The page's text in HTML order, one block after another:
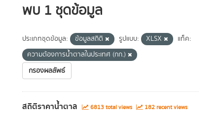
พบ 1 ชุดข้อมูล
ประเภทชุดข้อมูล: ข้อมูลสถิติ รูปแบบ: XLSX
แท็ค:
ความต้องการน้ำตาลในประเทศ (กก.)
กรองผลลัพธ์
สถิติราคาน้ำตาล 6813 total views 182 recent views